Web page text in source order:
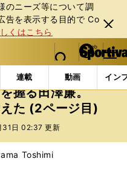
のニーズ等について調
告を表⽰する⽬的で Co
くはこちら
閉じ
る
web Sportiva (webスポルティーバ)
検索
マイペ
ー
ジ
メニュ
連載 動画 イン
上 箱根優勝へ駒澤大のカ
握る田澤廉。
た (2ページ目)
31日 02:37 更新
Toshimi